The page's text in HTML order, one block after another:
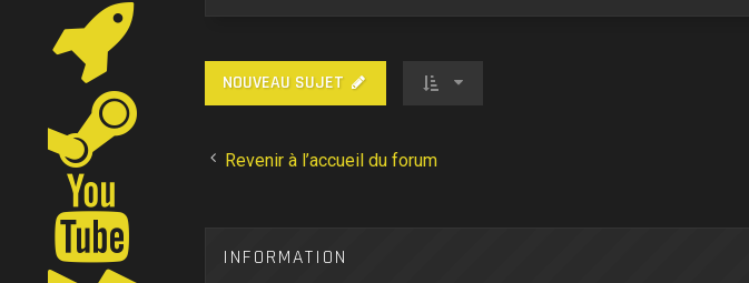
NOUVEAU SUJET
Revenir à l’accueil du forum
INFORMATION